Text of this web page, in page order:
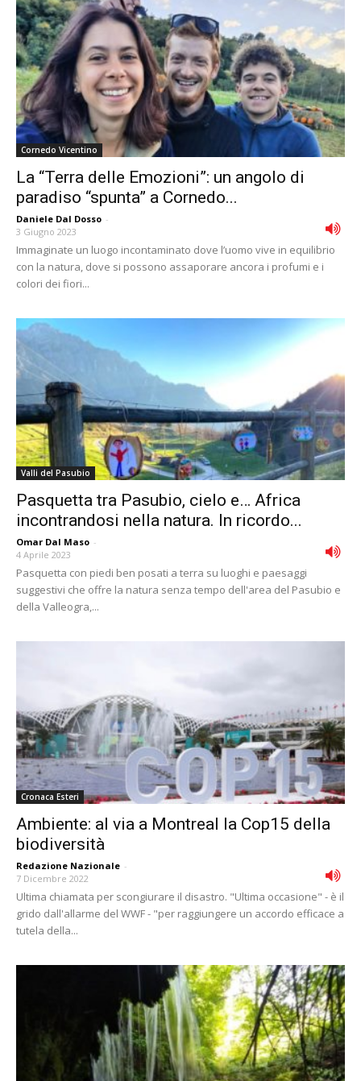
Cornedo Vicentino
La “Terra delle Emozioni”: un angolo di
paradiso “spunta” a Cornedo...
Daniele Dal Dosso -
3 Giugno 2023
Immaginate un luogo incontaminato dove l’uomo vive in equilibrio
con la natura, dove si possono assaporare ancora i profumi e i
colori dei fiori...
Valli del Pasubio
Pasquetta tra Pasubio, cielo e… Africa
incontrandosi nella natura. In ricordo...
Omar Dal Maso -
4 Aprile 2023
Pasquetta con piedi ben posati a terra su luoghi e paesaggi
suggestivi che offre la natura senza tempo dell'area del Pasubio e
della Valleogra,...
Cronaca Esteri
Ambiente: al via a Montreal la Cop15 della
biodiversità
Redazione Nazionale -
7 Dicembre 2022
Ultima chiamata per scongiurare il disastro. "Ultima occasione" - è il
grido dall'allarme del WWF - "per raggiungere un accordo efficace a
tutela della...